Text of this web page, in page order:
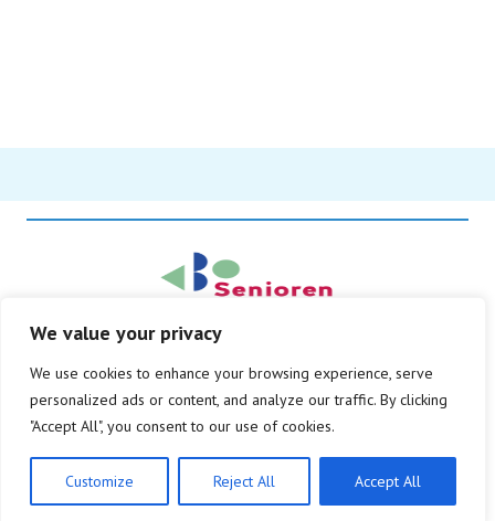
We value your privacy
We use cookies to enhance your browsing experience, serve
personalized ads or content, and analyze our traffic. By clicking
"Accept All", you consent to our use of cookies.
Customize Reject All Accept All
Alle rechten voorbehouden
Privacy beleid
Disclaimer